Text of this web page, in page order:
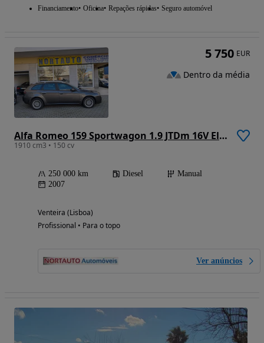
Financiamento Oficina Repações rápidas Seguro automóvel
Alfa Romeo 159 Sportwagon 1.9 JTDm 16V Elegante
1910 cm3 • 150 cv
250 000 km Diesel
Manual
2007
Venteira (Lisboa)
Profissional • Para o topo
Ver anúncios
5 750 EUR
Dentro da média